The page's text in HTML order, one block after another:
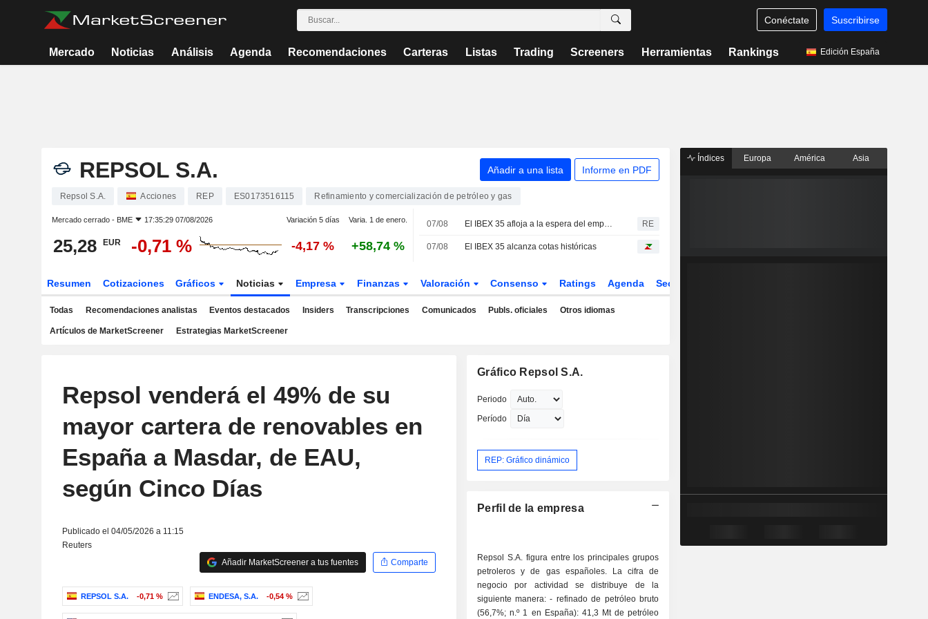
Conéctate Suscribirse
Mercado Noticias Análisis Agenda Recomendaciones Carteras Listas Trading Screeners Herramientas Rankings Edición España
REPSOL S.A. Añadir a una lista Informe en PDF
Repsol S.A. Acciones REP ES0173516115 Refinamiento y comercialización de petróleo y gas
Mercado cerrado - BME 17:35:29 07/08/2026 Variación 5 días Varia. 1 de enero.
25,28 EUR -0,71 % -4,17 % +58,74 %
07/08 El IBEX 35 afloja a la espera del empleo de EEUU con el cómputo semanal en positivo RE
07/08 El IBEX 35 alcanza cotas históricas
Resumen Cotizaciones Gráficos Noticias Empresa Finanzas Valoración Consenso Ratings Agenda Sector
Todas Recomendaciones analistas Eventos destacados Insiders Transcripciones Comunicados Publs. oficiales Otros idiomas
Artículos de MarketScreener Estrategias MarketScreener
Repsol venderá el 49% de su
mayor cartera de renovables en
España a Masdar, de EAU,
según Cinco Días
Publicado el 04/05/2026 a 11:15
Reuters
Añadir MarketScreener a tus fuentes
Comparte
REPSOL S.A. -0,71 % ENDESA, S.A. -0,54 %
Gráfico Repsol S.A.
Periodo
Período
REP: Gráfico dinámico
Perfil de la empresa
Repsol S.A. figura entre los principales grupos
petroleros y de gas españoles. La cifra de
negocio por actividad se distribuye de la
siguiente manera: - refinado de petróleo bruto
(56,7%; n.º 1 en España): 41,3 Mt de petróleo
Índices Europa América Asia